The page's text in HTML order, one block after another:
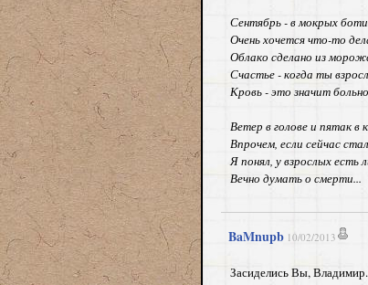
Сентябрь - в мокрых
Очень хочется что-то
Облако сделано из
Счастье - когда ты
Кровь - это значит
Ветер в голове и пятак в
Впрочем, если сейчас
Я понял, у взрослых
Вечно думать о смерти...
BaMnupb 10/02/2013
Засиделись Вы,